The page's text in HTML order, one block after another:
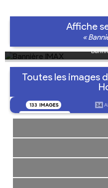
Affiche
«
Toutes les images
133 IMAGES 34